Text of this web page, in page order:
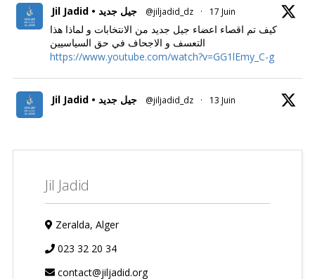
Jil Jadid • جيل جديد @jiljadid_dz · 17 Juin
كيف تم اقصاء اعضاء جيل جديد من الانتخابات و لماذا هذا
التعسف و الاجحاف في حق السياسيين
https://www.youtube.com/watch?v=GG1lEmy_C-g
Jil Jadid • جيل جديد @jiljadid_dz · 13 Juin
Jil Jadid
Zeralda, Alger
023 32 20 34
contact@jiljadid.org